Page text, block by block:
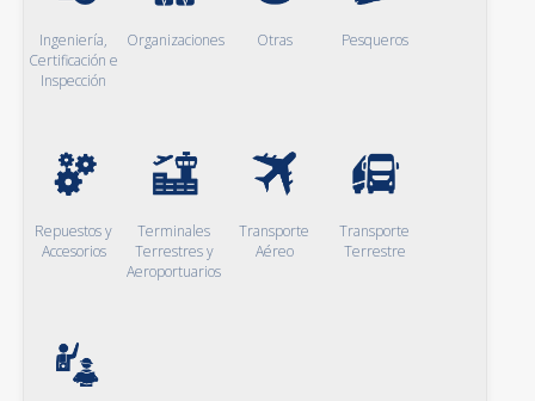
Ingeniería,
Certificación e
Inspección
Organizaciones Otras Pesqueros
Repuestos y
Accesorios
Terminales
Terrestres y
Aeroportuarios
Transporte
Aéreo
Transporte
Terrestre